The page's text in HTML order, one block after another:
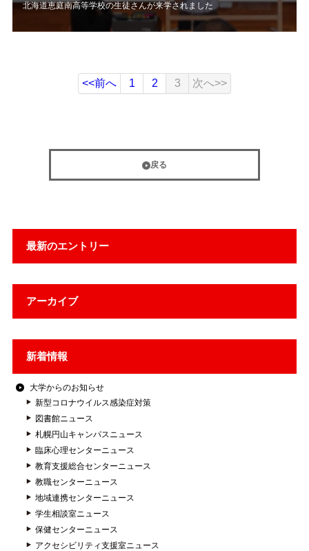
最新のエントリー
アーカイブ
新着情報
大学からのお知らせ
新型コロナウイルス感染症対策
図書館ニュース
札幌円山キャンパスニュース
臨床心理センターニュース
教育支援総合センターニュース
教職センターニュース
地域連携センターニュース
学生相談室ニュース
保健センターニュース
アクセシビリティ支援室ニュース
北海道恵庭南高等学校の生徒さんが来学されました
<<前へ 1 2 3 次へ>>
戻る